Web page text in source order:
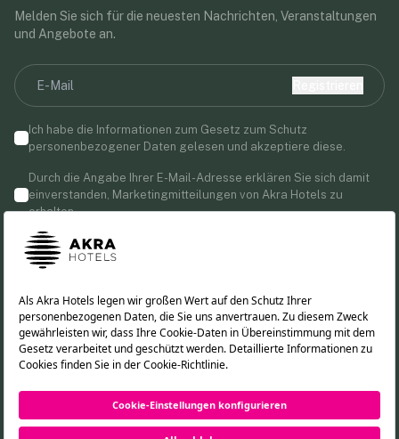
Melden Sie sich für die neuesten Nachrichten, Veranstaltungen
und Angebote an.
Ich habe die Informationen zum Gesetz zum Schutz
personenbezogener Daten gelesen und akzeptiere diese.
Durch die Angabe Ihrer E-Mail-Adresse erklären Sie sich damit
einverstanden, Marketingmitteilungen von Akra Hotels zu
erhalten.
Folgen Sie uns!
DE
TR
EN
©2026 Akra Hotels. Alle Rechte vorbehalten.